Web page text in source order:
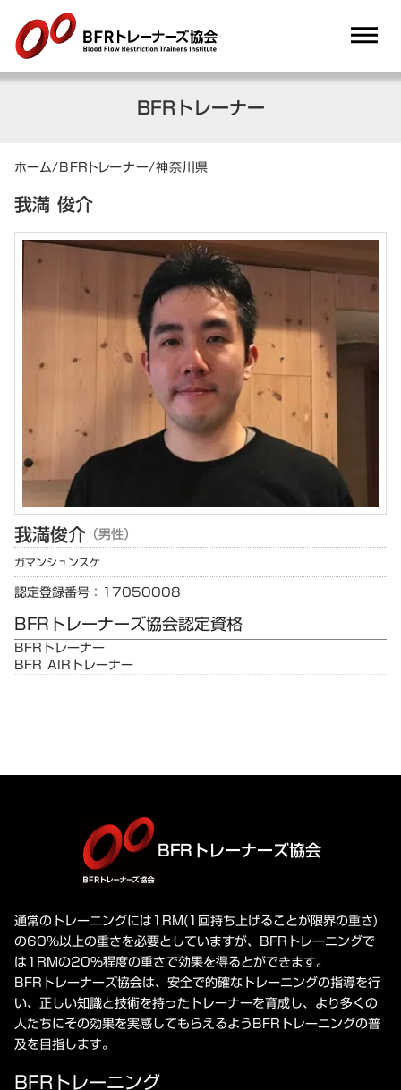
dehaze
BFRトレーナー
ホーム/BFRトレーナー/神奈川県
我満 俊介
我満俊介 （男性）
ガマンシュンスケ
認定登録番号：17050008
BFRトレーナーズ協会認定資格
BFRトレーナー
BFR AIRトレーナー
BFRトレーナーズ協会
通常のトレーニングには1RM(1回持ち上げることが限界の重さ)
の60%以上の重さを必要としていますが、BFRトレーニングで
は1RMの20%程度の重さで効果を得るとができます。
BFRトレーナーズ協会は、安全で的確なトレーニングの指導を行
い、正しい知識と技術を持ったトレーナーを育成し、より多くの
人たちにその効果を実感してもらえるようBFRトレーニングの普
及を目指します。
BFRトレーニング